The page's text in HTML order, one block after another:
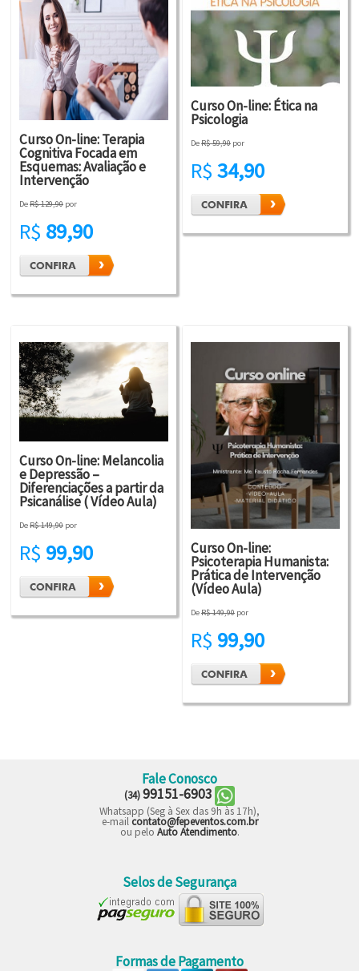
Curso On-line: Terapia
Cognitiva Focada em
Esquemas: Avaliação e
Intervenção
DeR$ 129,90 por
R$ 89,90
Curso On-line: Ética na
Psicologia
DeR$ 59,90 por
R$ 34,90
Curso On-line: Melancolia
e Depressão –
Diferenciações a partir da
Psicanálise ( Vídeo Aula)
DeR$ 149,90 por
R$ 99,90 Curso On-line:
Psicoterapia Humanista:
Prática de Intervenção
(Vídeo Aula)
DeR$ 149,90 por
R$ 99,90
Fale Conosco
(34)99151-6903
Whatsapp (Seg à Sex das 9h às 17h),
e-mail contato@fepeventos.com.br
ou pelo Auto Atendimento.
Selos de Segurança
Formas de Pagamento